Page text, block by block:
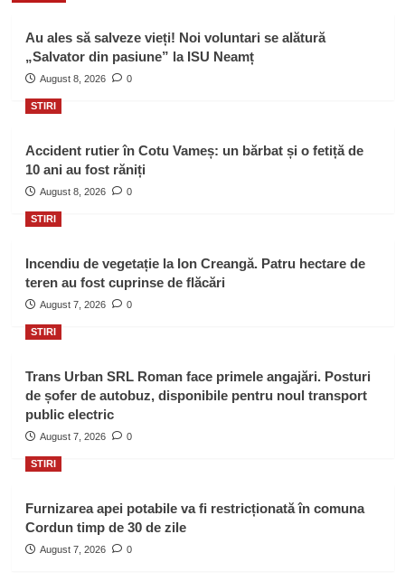
Au ales să salveze vieți! Noi voluntari se alătură
„Salvator din pasiune” la ISU Neamț
August 8, 2026 0
STIRI
Accident rutier în Cotu Vameș: un bărbat și o fetiță de
10 ani au fost răniți
August 8, 2026 0
STIRI
Incendiu de vegetație la Ion Creangă. Patru hectare de
teren au fost cuprinse de flăcări
August 7, 2026 0
STIRI
Trans Urban SRL Roman face primele angajări. Posturi
de șofer de autobuz, disponibile pentru noul transport
public electric
August 7, 2026 0
STIRI
Furnizarea apei potabile va fi restricționată în comuna
Cordun timp de 30 de zile
August 7, 2026 0